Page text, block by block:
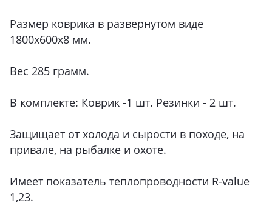
Размер коврика в развернутом виде
1800х600х8 мм.
Вес 285 грамм.
В комплекте: Коврик -1 шт. Резинки - 2 шт.
Защищает от холода и сырости в походе, на
привале, на рыбалке и охоте.
Имеет показатель теплопроводности R-value
1,23.